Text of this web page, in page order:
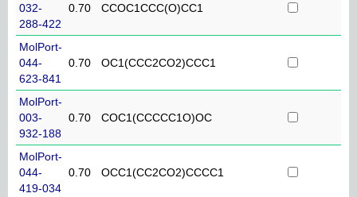
032-
288-422
0.70 CCOC1CCC(O)CC1
MolPort-
044-
623-841
0.70 OC1(CCC2CO2)CCC1
MolPort-
003-
932-188
0.70 COC1(CCCCC1O)OC
MolPort-
044-
419-034
0.70 OCC1(CC2CO2)CCCC1